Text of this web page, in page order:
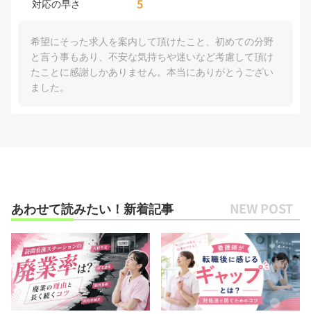
対応の早さ
希望にそった求人を案内して頂けたこと、初めての分野
と言う事もあり、不安な気持ちや迷いなど考慮して頂け
たことに感謝しかありません。本当にありがとうござい
ました。
あわせて読みたい！新着記事